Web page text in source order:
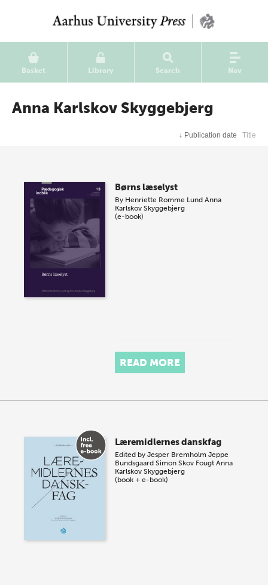
Basket Library Search Nav
Anna Karlskov Skyggebjerg
↓ Publication date Title
Børns læselyst
By Henriette Romme Lund Anna
Karlskov Skyggebjerg
(e-book)
READ MORE
Læremidlernes danskfag
Edited byJesper Bremholm Jeppe
Bundsgaard Simon Skov Fougt Anna
Karlskov Skyggebjerg
(book + e-book)